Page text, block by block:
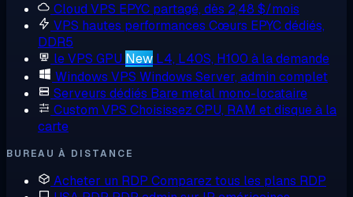
Cloud VPS EPYC partagé, dès 2,48 $/mois
VPS hautes performances Cœurs EPYC dédiés,
DDR5
le VPS GPU New L4, L40S, H100 à la demande
Windows VPS Windows Server, admin complet
Serveurs dédiés Bare metal mono-locataire
Custom VPS Choisissez CPU, RAM et disque à la
carte
BUREAU À DISTANCE
Acheter un RDP Comparez tous les plans RDP